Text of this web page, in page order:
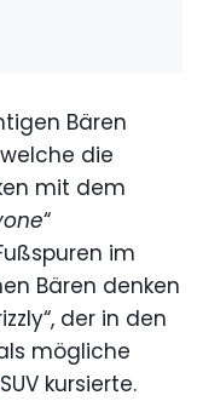
Bären
die
mit dem
“
im
Bären denken
der in den
mögliche
kursierte.